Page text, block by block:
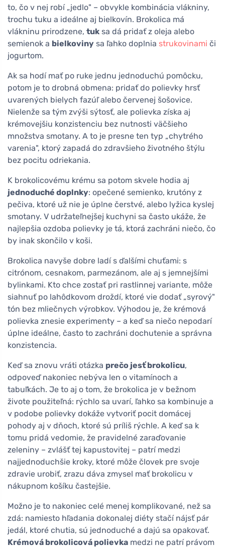
to, čo v nej robí „jedlo" – obvykle kombinácia vlákniny,
trochu tuku a ideálne aj bielkovín. Brokolica má
vlákninu prirodzene, tuk sa dá pridať z oleja alebo
semienok a bielkoviny sa ľahko doplnia strukovinami či
jogurtom.
Ak sa hodí mať po ruke jednu jednoduchú pomôcku,
potom je to drobná obmena: pridať do polievky hrsť
uvarených bielych fazúľ alebo červenej šošovice.
Nielenže sa tým zvýši sýtosť, ale polievka získa aj
krémovejšiu konzistenciu bez nutnosti väčšieho
množstva smotany. A to je presne ten typ „chytrého
varenia", ktorý zapadá do zdravšieho životného štýlu
bez pocitu odriekania.
K brokolicovému krému sa potom skvele hodia aj
jednoduché doplnky: opečené semienko, krutóny z
pečiva, ktoré už nie je úplne čerstvé, alebo lyžica kyslej
smotany. V udržateľnejšej kuchyni sa často ukáže, že
najlepšia ozdoba polievky je tá, ktorá zachráni niečo, čo
by inak skončilo v koši.
Brokolica navyše dobre ladí s ďalšími chuťami: s
citrónom, cesnakom, parmezánom, ale aj s jemnejšími
bylinkami. Kto chce zostať pri rastlinnej variante, môže
siahnuť po lahôdkovom droždí, ktoré vie dodať „syrový"
tón bez mliečnych výrobkov. Výhodou je, že krémová
polievka znesie experimenty – a keď sa niečo nepodarí
úplne ideálne, často to zachráni dochutenie a správna
konzistencia.
Keď sa znovu vráti otázka prečo jesť brokolicu,
odpoveď nakoniec nebýva len o vitamínoch a
tabuľkách. Je to aj o tom, že brokolica je v bežnom
živote použiteľná: rýchlo sa uvarí, ľahko sa kombinuje a
v podobe polievky dokáže vytvoriť pocit domácej
pohody aj v dňoch, ktoré sú príliš rýchle. A keď sa k
tomu pridá vedomie, že pravidelné zaraďovanie
zeleniny – zvlášť tej kapustovitej – patrí medzi
najjednoduchšie kroky, ktoré môže človek pre svoje
zdravie urobiť, zrazu dáva zmysel mať brokolicu v
nákupnom košíku častejšie.
Možno je to nakoniec celé menej komplikované, než sa
zdá: namiesto hľadania dokonalej diéty stačí nájsť pár
jedál, ktoré chutia, sú jednoduché a dajú sa opakovať.
Krémová brokolicová polievka medzi ne patrí právom